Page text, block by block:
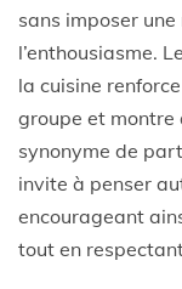
sans imposer
l’enthousiasme.
la cuisine
groupe et montre
synonyme de
invite à penser
encourageant
tout en